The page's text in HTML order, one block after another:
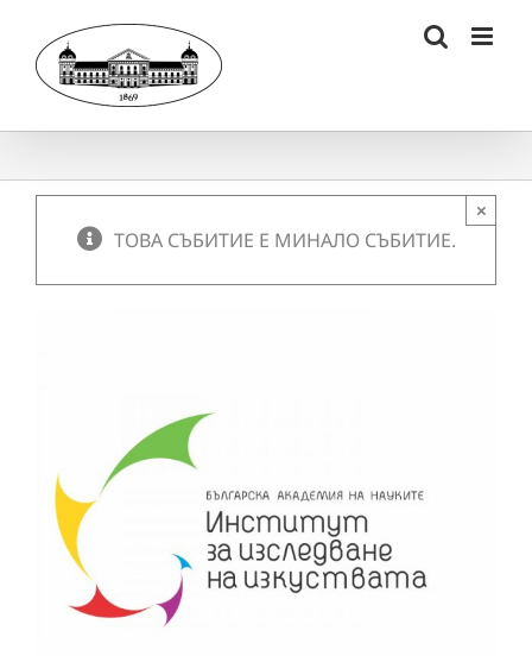
content
ТОВА СЪБИТИЕ Е МИНАЛО СЪБИТИЕ.
×